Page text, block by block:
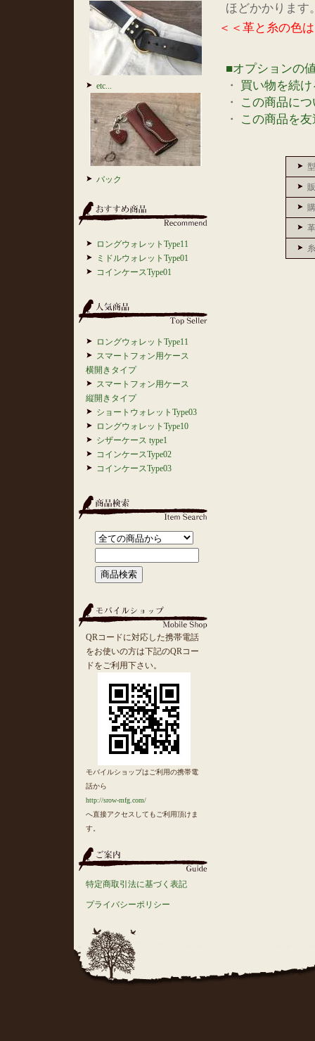
etc...
バック
ロングウォレットType11
ミドルウォレットType01
コインケースType01
ロングウォレットType11
スマートフォン用ケース
横開きタイプ
スマートフォン用ケース
縦開きタイプ
ショートウォレットType03
ロングウォレットType10
シザーケース type1
コインケースType02
コインケースType03
QRコードに対応した携帯電話
をお使いの方は下記のQRコー
ドをご利用下さい。
モバイルショップはご利用の携帯電
話から
http://srow-mfg.com/
へ直接アクセスしてもご利用頂けま
す。
特定商取引法に基づく表記
プライバシーポリシー
ほどかかります
＜＜革と糸の色
■オプションの
・ 買い物を続け
・
この商品に
・
この商品を